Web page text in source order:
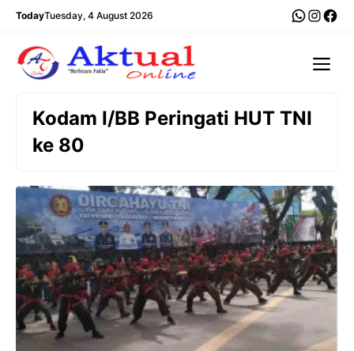
Langsung
TodayTuesday, 4 August 2026
Kodam I/BB Peringati HUT TNI
ke 80